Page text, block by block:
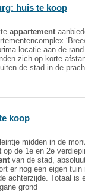
: huis te koop
appartement
locatie aan de
zich op korte
de stad in de
koop
midden in de
op de 1e en 2e
van de stad,
er nog een eigen
achterzijde. Totaal is
grond